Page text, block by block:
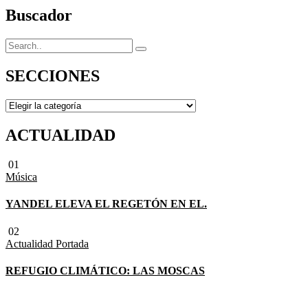
Buscador
SECCIONES
SECCIONES
ACTUALIDAD
01
Música
YANDEL ELEVA EL REGETÓN EN EL.
02
Actualidad Portada
REFUGIO CLIMÁTICO: LAS MOSCAS